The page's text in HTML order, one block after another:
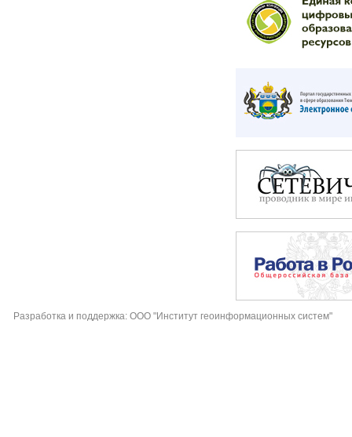
Разработка и поддержка: ООО "Институт геоинформационных систем"